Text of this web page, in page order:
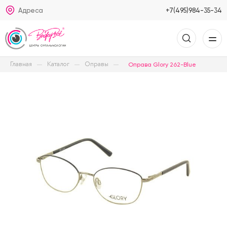
Адреса +7(495)984-35-34
Главная Каталог Оправы Оправа Glory 262-Blue